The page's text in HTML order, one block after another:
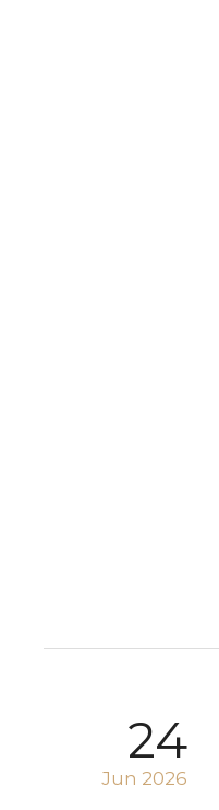
24
Jun 2026